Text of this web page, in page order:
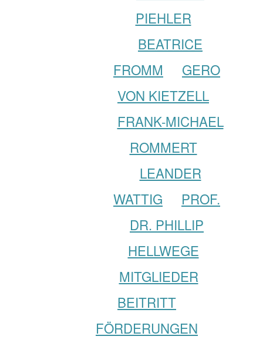
PIEHLER
BEATRICE
FROMM
GERO
VON KIETZELL
FRANK-MICHAEL
ROMMERT
LEANDER
WATTIG
PROF.
DR. PHILLIP
HELLWEGE
MITGLIEDER
BEITRITT
FÖRDERUNGEN